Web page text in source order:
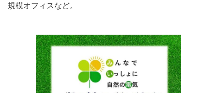
規模オフィスなど。